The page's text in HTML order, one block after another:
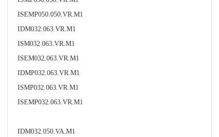
ISEMP050.050.VR.M1
IDM032.063.VR.M1
ISM032.063.VR.M1
ISEM032.063.VR.M1
IDMP032.063.VR.M1
ISMP032.063.VR.M1
ISEMP032.063.VR.M1
IDM032.050.VA.M1